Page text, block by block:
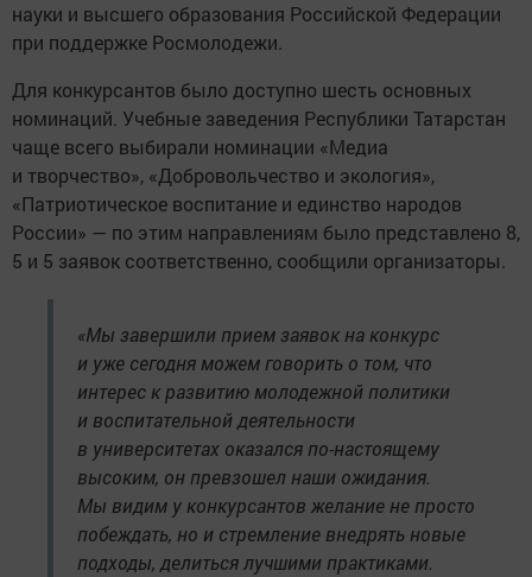
науки и высшего образования Российской Федерации
при поддержке Росмолодежи.
Для конкурсантов было доступно шесть основных
номинаций. Учебные заведения Республики Татарстан
чаще всего выбирали номинации «Медиа
и творчество», «Добровольчество и экология»,
«Патриотическое воспитание и единство народов
России» — по этим направлениям было представлено 8,
5 и 5 заявок соответственно, сообщили организаторы.
«Мы завершили прием заявок на конкурс
и уже сегодня можем говорить о том, что
интерес к развитию молодежной политики
и воспитательной деятельности
в университетах оказался по-настоящему
высоким, он превзошел наши ожидания.
Мы видим у конкурсантов желание не просто
побеждать, но и стремление внедрять новые
подходы, делиться лучшими практиками.